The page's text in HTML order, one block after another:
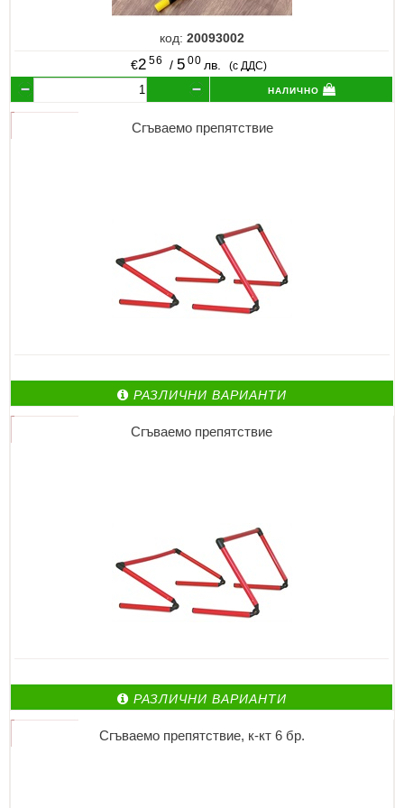
код: 20093002
€2 56 / 5 00 лв. (с ДДС)
налично
Сгъваемо препятствие
РАЗЛИЧНИ ВАРИАНТИ
Сгъваемо препятствие
РАЗЛИЧНИ ВАРИАНТИ
Сгъваемо препятствие, к-кт 6 бр.